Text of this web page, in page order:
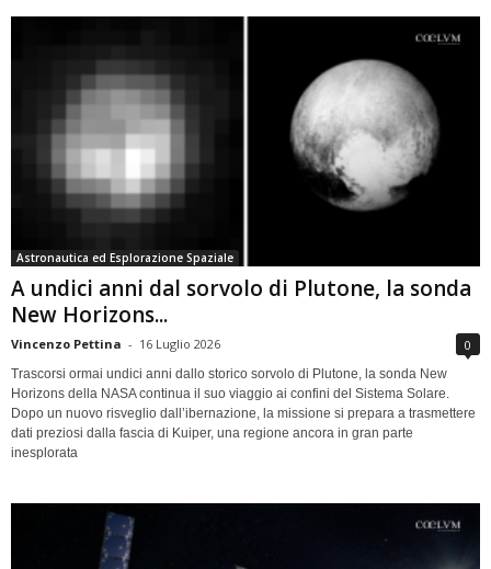
Astronautica ed Esplorazione Spaziale
A undici anni dal sorvolo di Plutone, la sonda
New Horizons...
Vincenzo Pettina - 16 Luglio 2026 0
Trascorsi ormai undici anni dallo storico sorvolo di Plutone, la sonda New
Horizons della NASA continua il suo viaggio ai confini del Sistema Solare.
Dopo un nuovo risveglio dall’ibernazione, la missione si prepara a trasmettere
dati preziosi dalla fascia di Kuiper, una regione ancora in gran parte
inesplorata